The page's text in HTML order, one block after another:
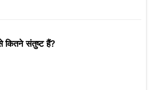
संतुष्ट हैं?